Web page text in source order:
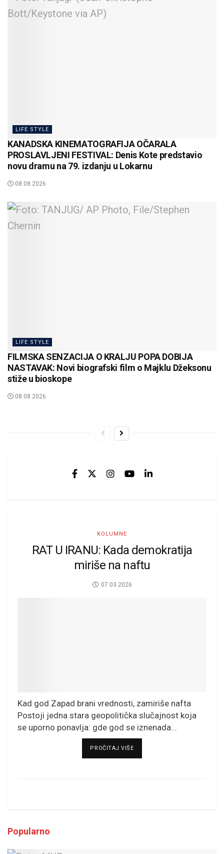
LIFE STYLE
KANADSKA KINEMATOGRAFIJA OČARALA
PROSLAVLJENI FESTIVAL: Denis Kote predstavio
novu dramu na 79. izdanju u Lokarnu
08.08.2026
LIFE STYLE
FILMSKA SENZACIJA O KRALJU POPA DOBIJA
NASTAVAK: Novi biografski film o Majklu Džeksonu
stiže u bioskope
08.08.2026
KOLUMNE
RAT U IRANU: Kada demokratija
miriše na naftu
07.03.2026
Kad god Zapad brani vrednosti, zamiriše nafta
Postoji jedna stara geopolitička slučajnost koja
se uporno ponavlja: gde god se iznenada...
PROČITAJ VIŠEDETAILS
Popularno